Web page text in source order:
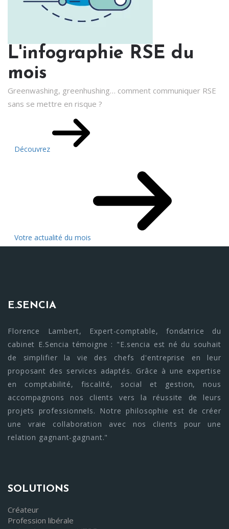
L'infographie RSE du
mois
Greenwashing, greenhushing… comment communiquer RSE
sans se mettre en risque ?
Découvrez
Votre actualité du mois
E.SENCIA
Florence Lambert, Expert-comptable, fondatrice du
cabinet E.Sencia témoigne : "E.sencia est né du souhait
de simplifier la vie des chefs d'entreprise en leur
proposant des services adaptés. Grâce à une expertise
en comptabilité, fiscalité, social et gestion, nous
accompagnons nos clients vers la réussite de leurs
projets professionnels. Notre philosophie est de créer
une vraie collaboration avec nos clients pour une
relation gagnant-gagnant."
SOLUTIONS
Créateur
Profession libérale